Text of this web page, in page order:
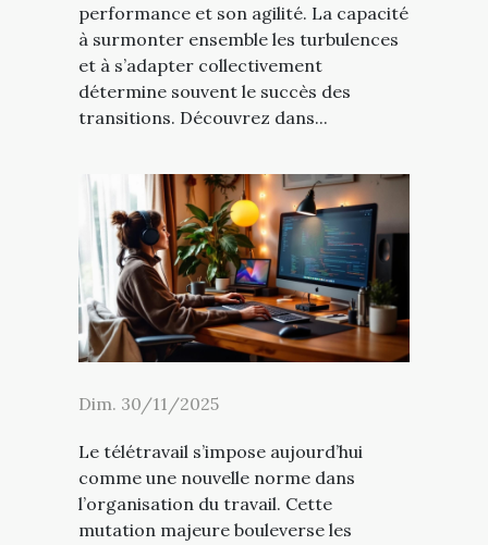
performance et son agilité. La capacité
à surmonter ensemble les turbulences
et à s’adapter collectivement
détermine souvent le succès des
transitions. Découvrez dans...
Dim. 30/11/2025
Le télétravail s’impose aujourd’hui
comme une nouvelle norme dans
l’organisation du travail. Cette
mutation majeure bouleverse les